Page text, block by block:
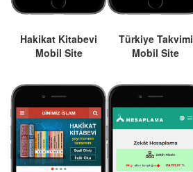
Hakikat Kitabevi
Mobil Site
Türkiye Takvimi
Mobil Site